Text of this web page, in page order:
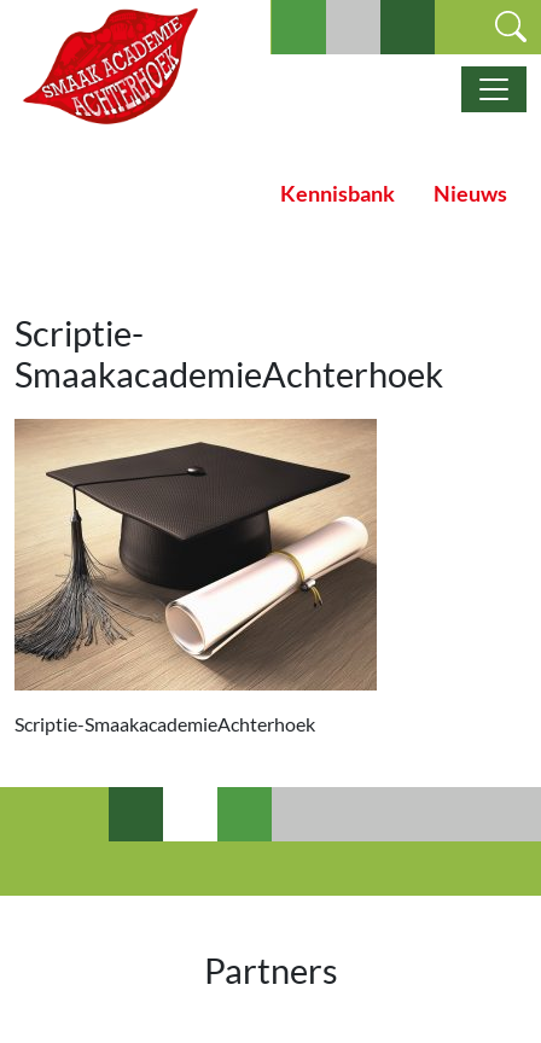
Ga naar de inhoud
Hoofdnavigatie
Kennisbank Nieuws
Scriptie-
SmaakacademieAchterhoek
Scriptie-SmaakacademieAchterhoek
Partners